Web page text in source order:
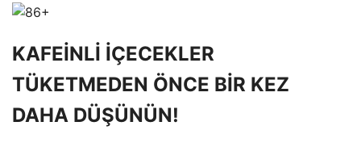
KAFEİNLİ İÇECEKLER
TÜKETMEDEN ÖNCE BİR KEZ
DAHA DÜŞÜNÜN!